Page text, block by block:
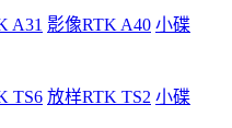
A31 影像RTK A40 小碟
TS6 放样RTK TS2 小碟